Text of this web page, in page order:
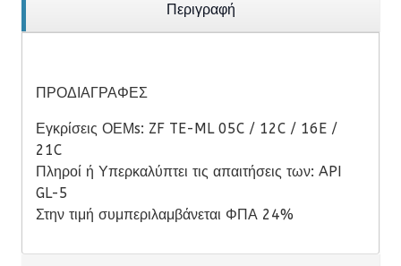
Περιγραφή
ΠΡΟΔΙΑΓΡΑΦΕΣ
Εγκρίσεις ΟΕΜs: ZF TE-ML 05C / 12C / 16E /
21C
Πληροί ή Υπερκαλύπτει τις απαιτήσεις των: API
GL-5
Στην τιμή συμπεριλαμβάνεται ΦΠΑ 24%